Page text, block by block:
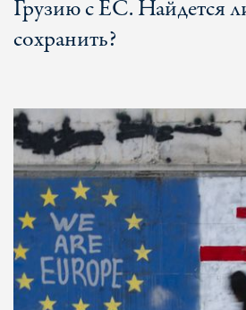
Грузию с ЕС. Найдется
сохранить?